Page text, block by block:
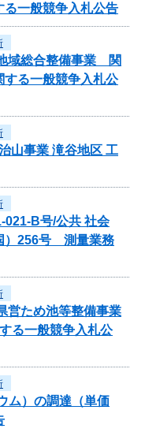
一般競争入札公告
域総合整備事業 関
る一般競争入札公
山事業 滝谷地区 工
021-B号/公共 社会
）256号 測量業務
営ため池等整備事業
る一般競争入札公
ム）の調達（単価